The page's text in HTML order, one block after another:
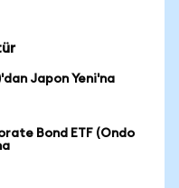
Japon Yeni'na
Bond ETF (Ondo